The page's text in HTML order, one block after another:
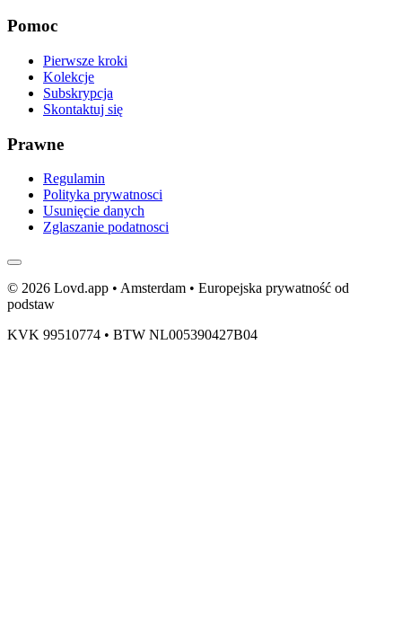
Pomoc
Pierwsze kroki
Kolekcje
Subskrypcja
Skontaktuj się
Prawne
Regulamin
Polityka prywatnosci
Usunięcie danych
Zglaszanie podatnosci
© 2026 Lovd.app • Amsterdam • Europejska prywatność od
podstaw
KVK 99510774 • BTW NL005390427B04